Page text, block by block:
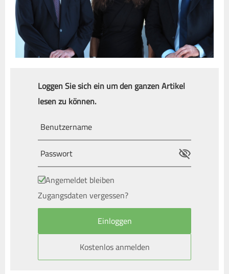
Loggen Sie sich ein um den ganzen Artikel
lesen zu können.
Angemeldet bleiben
Zugangsdaten vergessen?
Kostenlos anmelden